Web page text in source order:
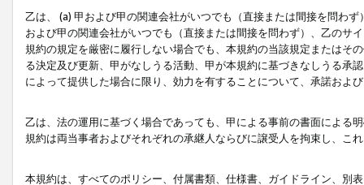
乙は、 (a) 甲および甲の関連会社がいつでも（直接または間接を問わ
および甲の関連会社がいつでも（直接または間接を問わず）、乙のサ
規約の規定を厳密に履行しない場合でも、本規約の当該規定またはそ
る決定及び更新、甲がなしうる活動、甲が本規約に基づきなしうる承
によって提供した場合に限り、効力を有することについて、承諾およ
乙は、法の運用に基づく場合であっても、甲による事前の書面による
規約は両当事者およびそれぞれの承継人ならびに譲受人を拘束し、こ
本規約は、すべてのポリシー、付属書類、仕様書、ガイドライン、別